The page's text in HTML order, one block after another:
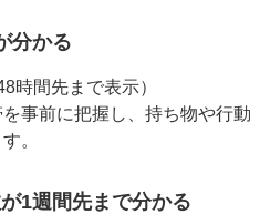
分かる
時間先まで表示）
事前に把握し、持ち物や行動
。
1週間先まで分かる